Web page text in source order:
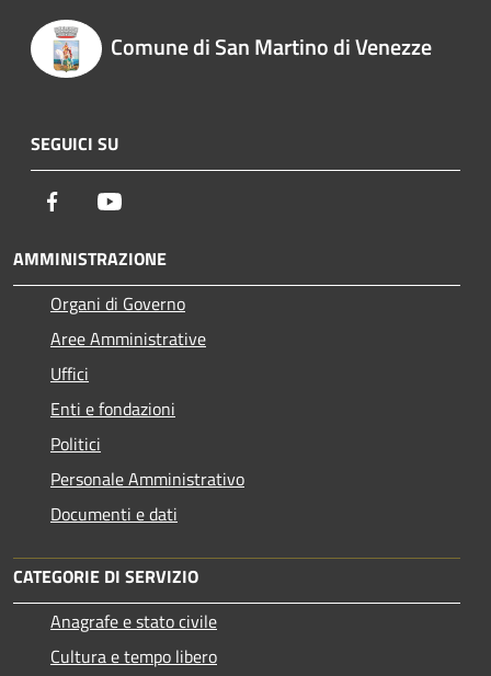
Comune di San Martino di Venezze
SEGUICI SU
Facebook
AMMINISTRAZIONE
Organi di Governo
Aree Amministrative
Uffici
Enti e fondazioni
Politici
Personale Amministrativo
Documenti e dati
CATEGORIE DI SERVIZIO
Anagrafe e stato civile
Cultura e tempo libero